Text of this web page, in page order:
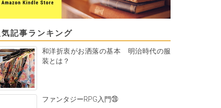
気記事ランキング
和洋折衷がお洒落の基本 明治時代の服
装とは？
ファンタジーRPG入門㉘